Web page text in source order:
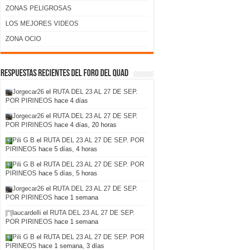
ZONAS PELIGROSAS
LOS MEJORES VIDEOS
ZONA OCIO
Respuestas recientes del foro del Quad
Jorgecar26 el RUTA DEL 23 AL 27 DE SEP.
POR PIRINEOS hace 4 días
Jorgecar26 el RUTA DEL 23 AL 27 DE SEP.
POR PIRINEOS hace 4 días, 20 horas
Pili G B el RUTA DEL 23 AL 27 DE SEP. POR
PIRINEOS hace 5 días, 4 horas
Pili G B el RUTA DEL 23 AL 27 DE SEP. POR
PIRINEOS hace 5 días, 5 horas
Jorgecar26 el RUTA DEL 23 AL 27 DE SEP.
POR PIRINEOS hace 1 semana
laucardelli el RUTA DEL 23 AL 27 DE SEP.
POR PIRINEOS hace 1 semana
Pili G B el RUTA DEL 23 AL 27 DE SEP. POR
PIRINEOS hace 1 semana, 3 días